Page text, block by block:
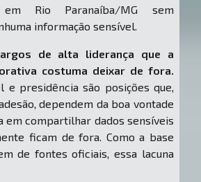
em Rio Paranaíba/MG sem
informação sensível.
de alta liderança que a
costuma deixar de fora.
e presidência são posições que,
dependem da boa vontade
em compartilhar dados sensíveis
ficam de fora. Como a base
de fontes oficiais, essa lacuna